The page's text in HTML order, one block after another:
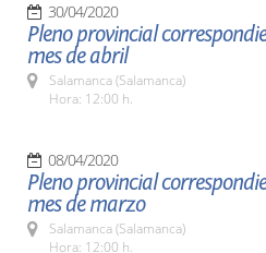
30/04/2020
Pleno provincial
mes de abril
Salamanca (Salamanca)
Hora: 12:00 h.
08/04/2020
Pleno provincial
mes de marzo
Salamanca (Salamanca)
Hora: 12:00 h.